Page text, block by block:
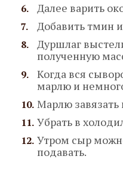
Далее варить
Добавить тмин
Дуршлаг
полученную
Когда вся
марлю и
Марлю
Убрать в
Утром сыр
подавать.